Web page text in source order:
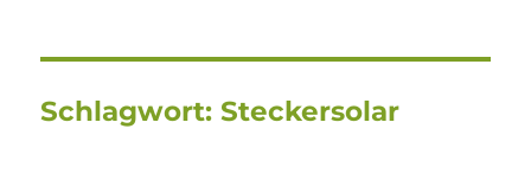
Schlagwort:Steckersolar